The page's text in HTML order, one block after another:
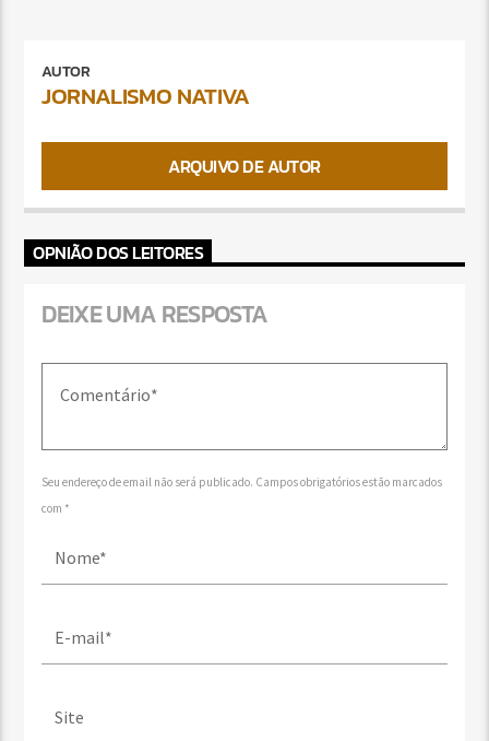
AUTOR
JORNALISMO NATIVA
ARQUIVO DE AUTOR
OPNIÃO DOS LEITORES
DEIXE UMA RESPOSTA
Seu endereço de email não será publicado. Campos obrigatórios estão marcados
com *